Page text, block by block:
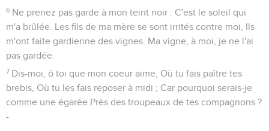
6 Ne prenez pas garde à mon teint noir : C'est le soleil qui
m'a brûlée. Les fils de ma mère se sont irrités contre moi, Ils
m'ont faite gardienne des vignes. Ma vigne, à moi, je ne l'ai
pas gardée.
7 Dis-moi, ô toi que mon coeur aime, Où tu fais paître tes
brebis, Où tu les fais reposer à midi ; Car pourquoi serais-je
comme une égarée Près des troupeaux de tes compagnons ?
-